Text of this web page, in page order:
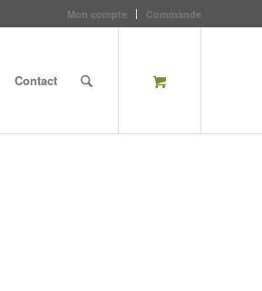
Mon compte Commande
Contact